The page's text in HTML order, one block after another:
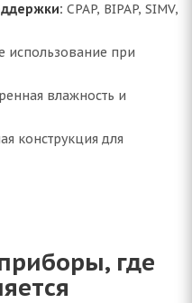
CPAP, BIPAP, SIMV,
использование при
влажность и
конструкция для
где